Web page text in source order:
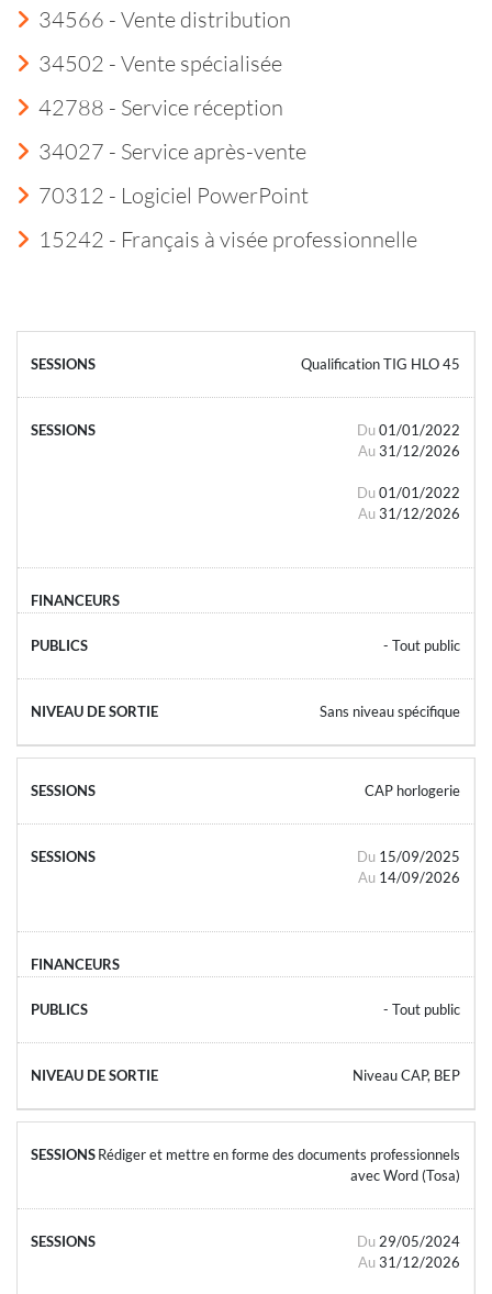
34566 - Vente distribution
34502 - Vente spécialisée
42788 - Service réception
34027 - Service après-vente
70312 - Logiciel PowerPoint
15242 - Français à visée professionnelle
Qualification TIG HLO 45
Du 01/01/2022
Au 31/12/2026
Du 01/01/2022
Au 31/12/2026
- Tout public
Sans niveau spécifique
CAP horlogerie
Du 15/09/2025
Au 14/09/2026
- Tout public
Niveau CAP, BEP
Rédiger et mettre en forme des documents professionnels
avec Word (Tosa)
Du 29/05/2024
Au 31/12/2026